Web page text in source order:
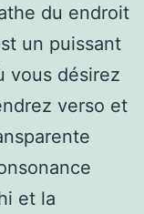
du endroit
un puissant
vous désirez
verso et
et la